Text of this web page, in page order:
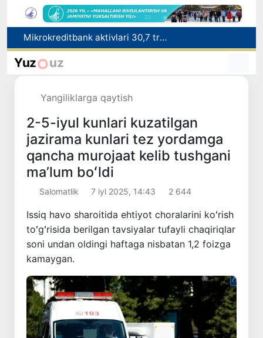
Malayziya Markaziy Osiyoda tibbiy turizm yoʻnalishi sifatidagi mavqeini mustahkamlamoqda
Polshadagi elchixona ko‘magida ona va bola Vatanga qaytarildi
Yuz uz
Yangiliklarga qaytish
2-5-iyul kunlari kuzatilgan
jazirama kunlari tez yordamga
qancha murojaat kelib tushgani
maʼlum boʻldi
Salomatlik 7 iyl 2025, 14:43 2 644
Issiq havo sharoitida ehtiyot choralarini koʻrish
toʻgʻrisida berilgan tavsiyalar tufayli chaqiriqlar
soni undan oldingi haftaga nisbatan 1,2 foizga
kamaygan.